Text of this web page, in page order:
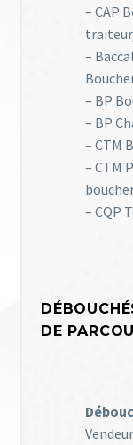
– CAP
–
– BP
– BP
– CTM
– CTM
– CQP
DE